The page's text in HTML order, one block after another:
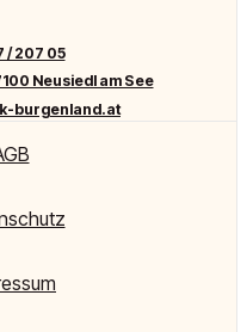
/ 207 05
Neusiedl am See
burgenland.at